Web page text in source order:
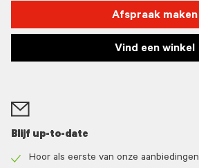
Afspraak maken
Vind een winkel
Blijf up-to-date
Hoor als eerste van onze aanbiedingen